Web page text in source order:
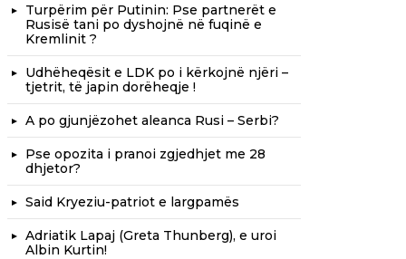
Turpërim për Putinin: Pse partnerët e
Rusisë tani po dyshojnë në fuqinë e
Kremlinit ?
Udhëheqësit e LDK po i kërkojnë njëri –
tjetrit, të japin dorëheqje !
A po gjunjëzohet aleanca Rusi – Serbi?
Pse opozita i pranoi zgjedhjet me 28
dhjetor?
Said Kryeziu-patriot e largpamës
Adriatik Lapaj (Greta Thunberg), e uroi
Albin Kurtin!